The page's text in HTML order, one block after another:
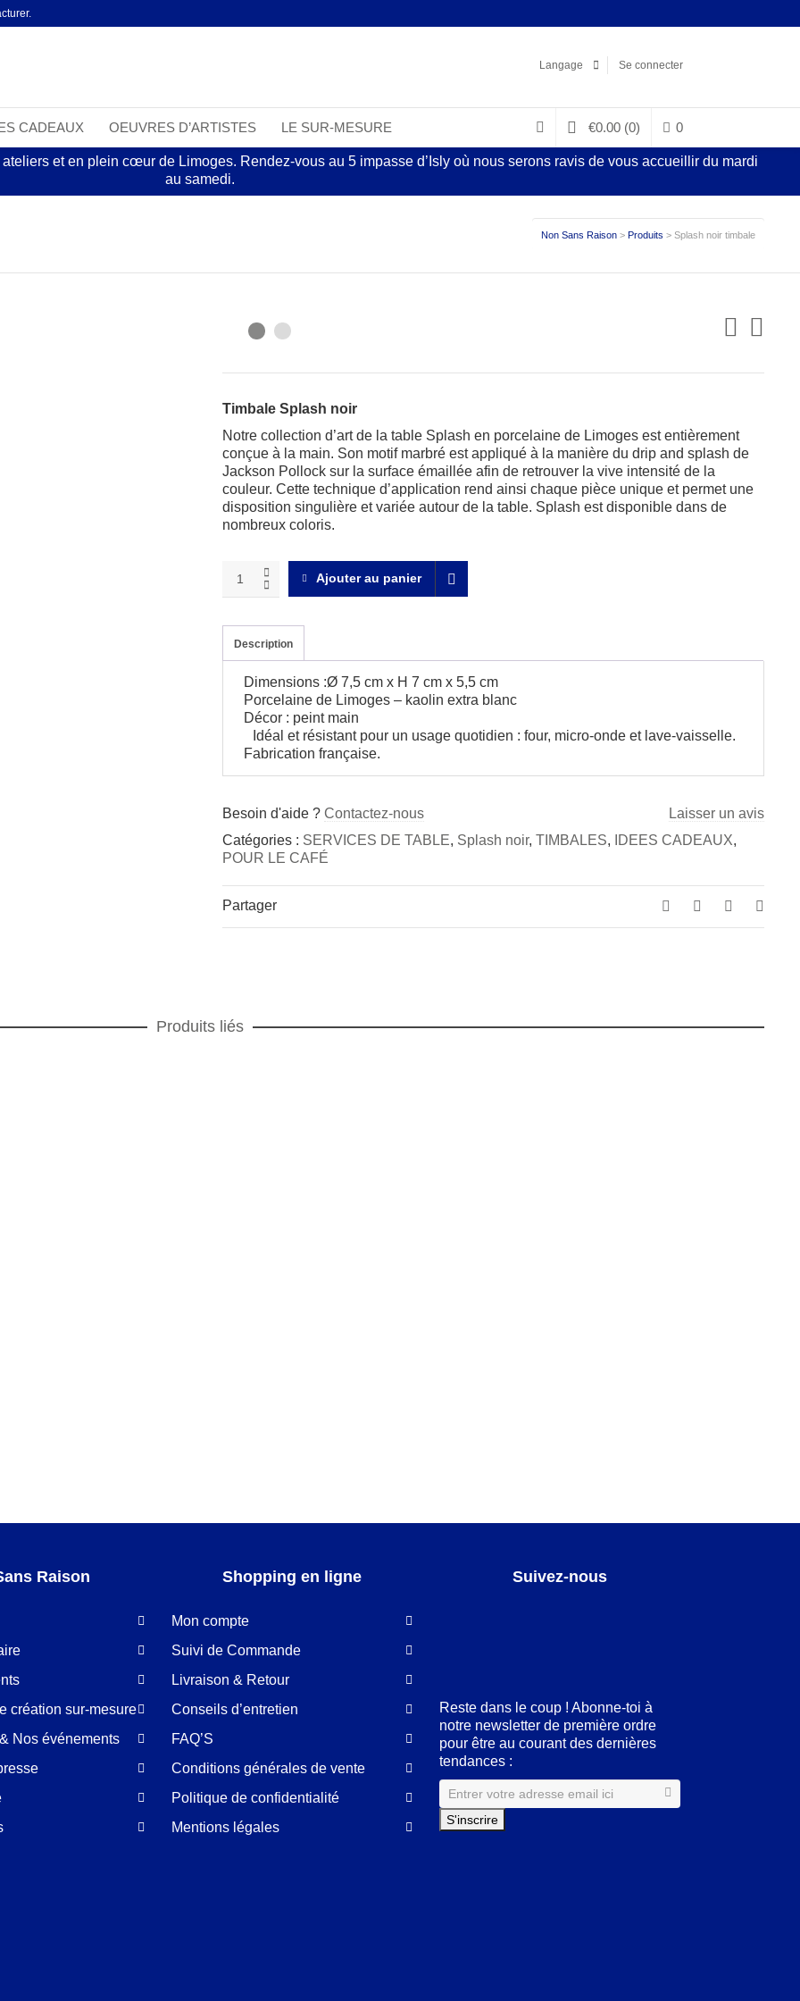
Langage Se connecter
CADEAUX OEUVRES D’ARTISTES LE SUR-MESURE €0.00 (0) 0
et en plein cœur de Limoges. Rendez-vous au 5 impasse d’Isly où nous serons ravis de vous accueillir du mardi
au samedi.
Non Sans Raison> Produits > Splash noir timbale
Timbale Splash noir
Notre collection d’art de la table Splash en porcelaine de Limoges est entièrement
conçue à la main. Son motif marbré est appliqué à la manière du drip and splash de
Jackson Pollock sur la surface émaillée afin de retrouver la vive intensité de la
couleur. Cette technique d’application rend ainsi chaque pièce unique et permet une
disposition singulière et variée autour de la table. Splash est disponible dans de
nombreux coloris.
noir
quantity
Ajouter au panier
Description
Dimensions :Ø 7,5 cm x H 7 cm x 5,5 cm
Porcelaine de Limoges – kaolin extra blanc
Décor : peint main
Idéal et résistant pour un usage quotidien : four, micro-onde et lave-vaisselle.
Fabrication française.
Besoin d'aide ?Contactez-nous
Laisser un avis
Catégories : SERVICES DE TABLE, Splash noir,TIMBALES, IDEES CADEAUX,
POUR LE CAFÉ
Partager
Produits liés
Raison
création sur-mesure
Nos événements
Shopping en ligne
Mon compte
Suivi de Commande
Livraison & Retour
Conseils d’entretien
FAQ’S
Conditions générales de vente
Politique de confidentialité
Mentions légales
Suivez-nous
Reste dans le coup ! Abonne-toi à
notre newsletter de première ordre
pour être au courant des dernières
tendances :